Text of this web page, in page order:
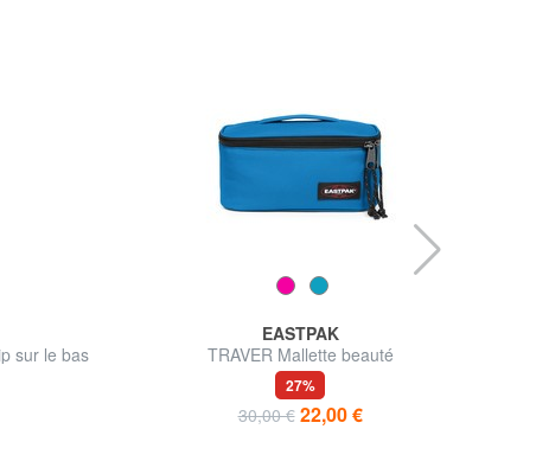
sur le bas
EASTPAK
TRAVER Mallette beauté
27%
30,00 € 22,00 €